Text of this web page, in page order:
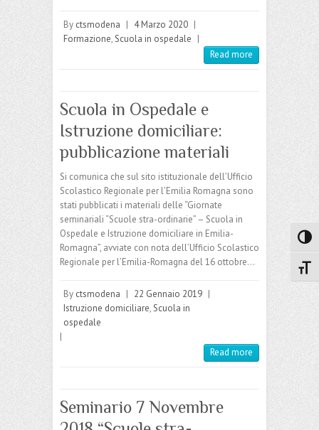
By ctsmodena | 4 Marzo 2020 |
Formazione,Scuola in ospedale |
Read more
Scuola in Ospedale e
Istruzione domiciliare:
pubblicazione materiali
Si comunica che sul sito istituzionale dell’Ufficio
Scolastico Regionale per l’Emilia Romagna sono
stati pubblicati i materiali delle “Giornate
seminariali “Scuole stra-ordinarie” – Scuola in
Ospedale e Istruzione domiciliare in Emilia-
Romagna”, avviate con nota dell’Ufficio Scolastico
Regionale per l’Emilia-Romagna del 16 ottobre…
By ctsmodena | 22 Gennaio 2019 |
Istruzione domiciliare,Scuola in
ospedale
|
Read more
Seminario 7 Novembre